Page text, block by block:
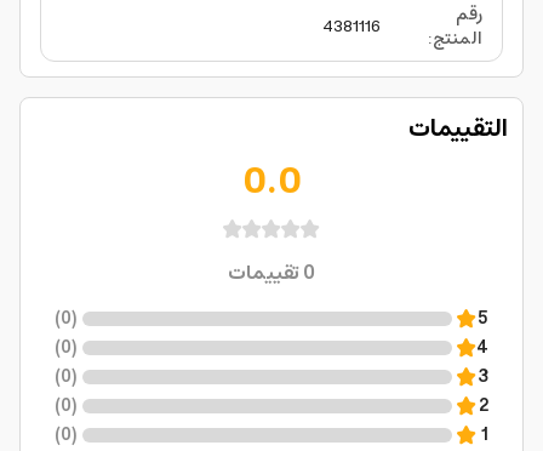
رقم
المنتج:
4381116
التقييمات
0.0
0تقييمات
5
(
0
)
4
(
0
)
3
(
0
)
2
(
0
)
1
(
0
)